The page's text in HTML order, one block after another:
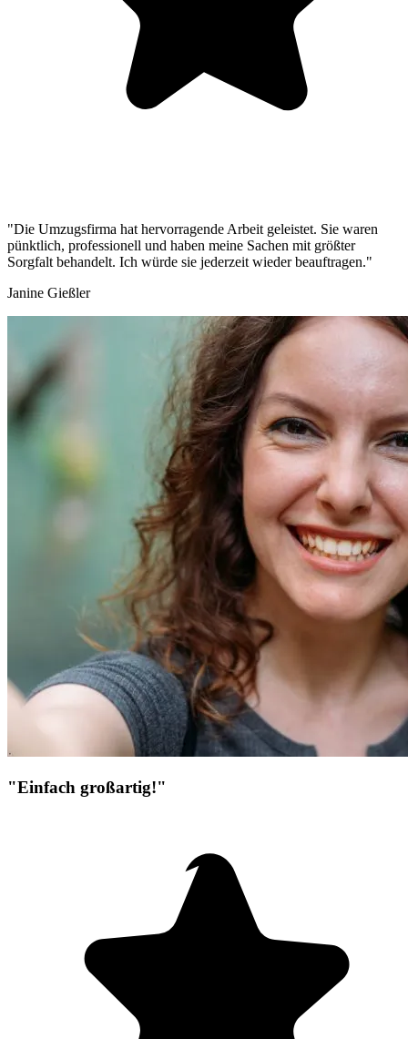
"Die Umzugsfirma hat hervorragende Arbeit geleistet. Sie waren
pünktlich, professionell und haben meine Sachen mit größter
Sorgfalt behandelt. Ich würde sie jederzeit wieder beauftragen."
Janine Gießler
"Einfach großartig!"